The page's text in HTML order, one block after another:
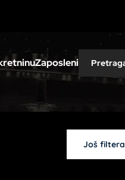
Zaposleni
Još filtera